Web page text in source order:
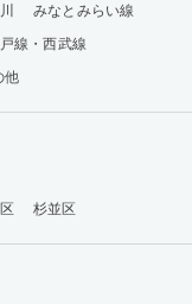
みなとみらい線
線・西武線
他
杉並区